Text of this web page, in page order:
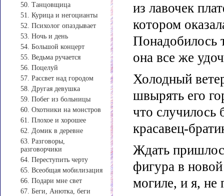
50. Танцовщица
51. Курица и негоцианты
52. Психолог опаздывает
53. Ночь и день
54. Большой концерт
55. Ведьма ручается
56. Поцелуй
57. Рассвет над городом
58. Другая девушка
59. Побег из больницы
60. Охотники на монстров
61. Плохое и хорошее
62. Домик в деревне
63. Разговоры,
разговорчики
64. Переступить черту
65. Всеобщая мобилизация
66. Подари мне свет
67. Беги, Анютка, беги
из лавочек
котором
Понадобилось
она все же
Холодный
швырять его
что случилось
красавец-
Ждать
фигура в
могиле, и я, не